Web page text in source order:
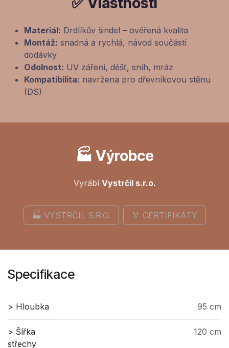
Materiál: Drdlíkův šindel – ověřená kvalita
Montáž: snadná a rychlá, návod součástí
dodávky
Odolnost: UV záření, déšť, sníh, mráz
Kompatibilita: navržena pro dřevníkovou stěnu
(DS)
🏭 Výrobce
Vyrábí Vystrčil s.r.o.
🏭 VYSTRČIL S.R.O. 🏅 CERTIFIKÁTY
Specifikace
> Hloubka 95 cm
> Šířka
střechy
120 cm